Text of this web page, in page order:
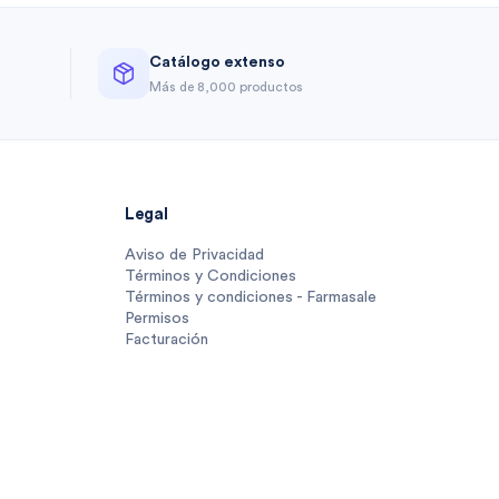
Catálogo extenso
Más de 8,000 productos
Legal
Aviso de Privacidad
Términos y Condiciones
Términos y condiciones - Farmasale
Permisos
Facturación